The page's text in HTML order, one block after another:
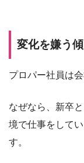
変化を嫌う
プロパー社員は
なぜなら、新卒
境で仕事をして
す。